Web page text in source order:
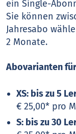
ein Single-
Sie können
Jahresabo
2 Monate.
Abovarianten
XS: bis zu 5
€ 25,00* pro
S: bis zu 30